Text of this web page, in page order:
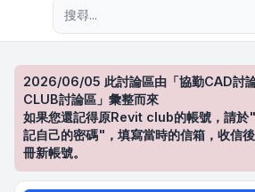
2026/06/05 此討論區由「協勤CAD討
CLUB討論區」彙整而來
如果您還記得原Revit club的帳號，請
記自己的密碼"，填寫當時的信箱，收信
冊新帳號。